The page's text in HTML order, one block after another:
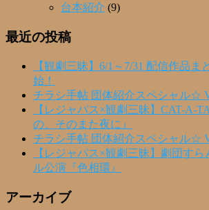
台本紹介 (9)
最近の投稿
【観劇三昧】6/1～7/31 配信作品ま
始！
チラシ手帖 団体紹介スペシャル☆
【レジャパス×観劇三昧】CAT-A-
の、そのまた夜に』
チラシ手帖 団体紹介スペシャル☆
【レジャパス×観劇三昧】劇団す
ル公演『色相環』
アーカイブ